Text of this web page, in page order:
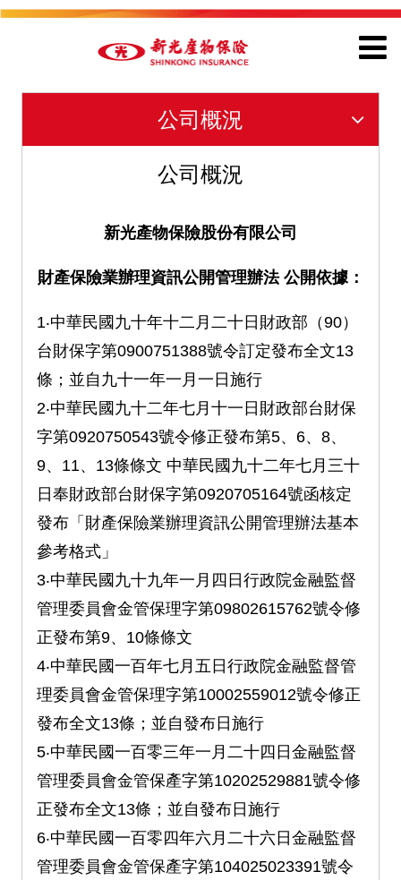
公司概況
公司概況
新光產物保險股份有限公司
財產保險業辦理資訊公開管理辦法 公開依據：
1‧中華民國九十年十二月二十日財政部（90）
台財保字第0900751388號令訂定發布全文13
條；並自九十一年一月一日施行
2‧中華民國九十二年七月十一日財政部台財保
字第0920750543號令修正發布第5、6、8、
9、11、13條條文 中華民國九十二年七月三十
日奉財政部台財保字第0920705164號函核定
發布「財產保險業辦理資訊公開管理辦法基本
參考格式」
3‧中華民國九十九年一月四日行政院金融監督
管理委員會金管保理字第09802615762號令修
正發布第9、10條條文
4‧中華民國一百年七月五日行政院金融監督管
理委員會金管保理字第10002559012號令修正
發布全文13條；並自發布日施行
5‧中華民國一百零三年一月二十四日金融監督
管理委員會金管保產字第10202529881號令修
正發布全文13條；並自發布日施行
6‧中華民國一百零四年六月二十六日金融監督
管理委員會金管保產字第104025023391號令